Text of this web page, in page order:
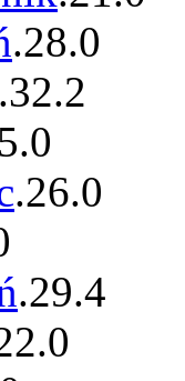
.28.0
.32.2
.0
.26.0
.29.4
.0